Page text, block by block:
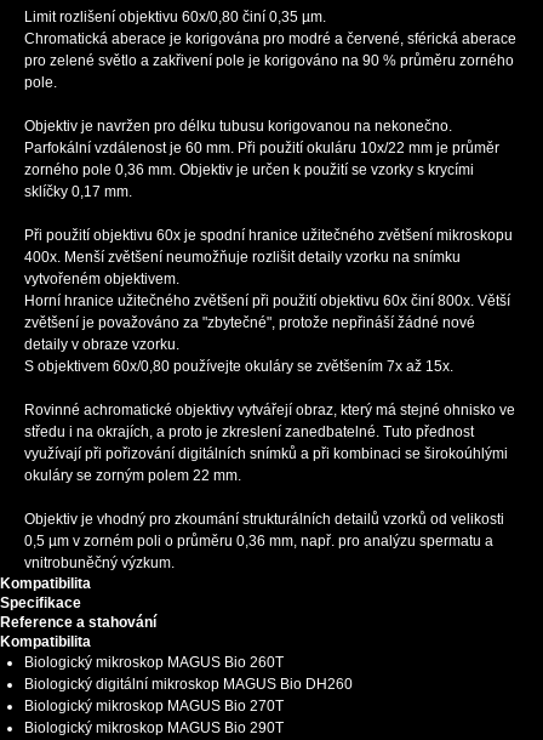
Limit rozlišení objektivu 60х/0,80 činí 0,35 µm.
Chromatická aberace je korigována pro modré a červené, sférická aberace
pro zelené světlo a zakřivení pole je korigováno na 90 % průměru zorného
pole.
Objektiv je navržen pro délku tubusu korigovanou na nekonečno.
Parfokální vzdálenost je 60 mm. Při použití okuláru 10x/22 mm je průměr
zorného pole 0,36 mm. Objektiv je určen k použití se vzorky s krycími
sklíčky 0,17 mm.
Při použití objektivu 60x je spodní hranice užitečného zvětšení mikroskopu
400x. Menší zvětšení neumožňuje rozlišit detaily vzorku na snímku
vytvořeném objektivem.
Horní hranice užitečného zvětšení při použití objektivu 60x činí 800x. Větší
zvětšení je považováno za "zbytečné", protože nepřináší žádné nové
detaily v obraze vzorku.
S objektivem 60x/0,80 používejte okuláry se zvětšením 7x až 15x.
Rovinné achromatické objektivy vytvářejí obraz, který má stejné ohnisko ve
středu i na okrajích, a proto je zkreslení zanedbatelné. Tuto přednost
využívají při pořizování digitálních snímků a při kombinaci se širokoúhlými
okuláry se zorným polem 22 mm.
Objektiv je vhodný pro zkoumání strukturálních detailů vzorků od velikosti
0,5 µm v zorném poli o průměru 0,36 mm, např. pro analýzu spermatu a
vnitrobuněčný výzkum.
Kompatibilita
Specifikace
Reference a stahování
Kompatibilita
Biologický mikroskop MAGUS Bio 260T
Biologický digitální mikroskop MAGUS Bio DH260
Biologický mikroskop MAGUS Bio 270T
Biologický mikroskop MAGUS Bio 290T